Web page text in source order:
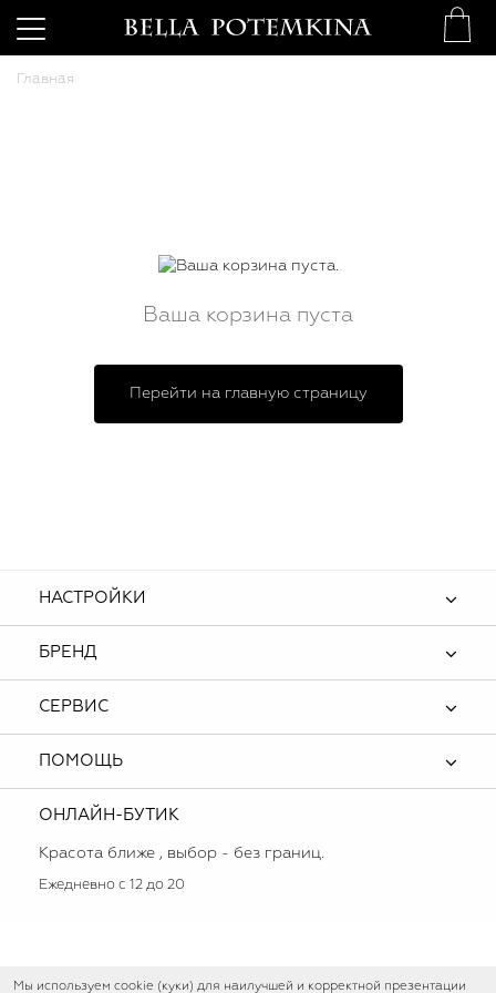
Мы используем cookie (куки) для наилучшей и корректной презентации
Главная
Ваша корзина пуста
Перейти на главную страницу
НАСТРОЙКИ
БРЕНД
СЕРВИС
ПОМОЩЬ
ОНЛАЙН-БУТИК
Красота ближе , выбор - без границ.
Ежедневно с 12 до 20